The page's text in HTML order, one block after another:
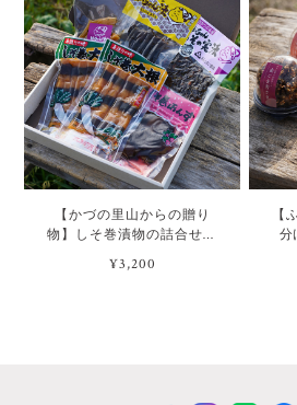
【かづの里山からの贈り
物】しそ巻漬物の詰合せセ
¥3,200
【
分